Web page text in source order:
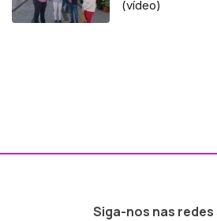
(vídeo)
Siga-nos nas